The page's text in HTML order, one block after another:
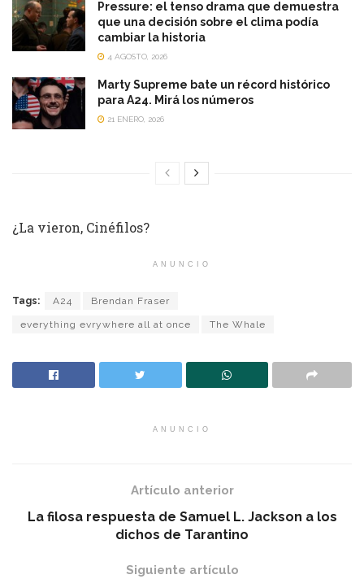
Pressure: el tenso drama que demuestra
que una decisión sobre el clima podía
cambiar la historia
4 AGOSTO, 2026
Marty Supreme bate un récord histórico
para A24. Mirá los números
21 ENERO, 2026
¿La vieron, Cinéfilos?
ANUNCIO
Tags: A24 Brendan Fraser
everything evrywhere all at once The Whale
ANUNCIO
Artículo anterior
La filosa respuesta de Samuel L. Jackson a los
dichos de Tarantino
Siguiente artículo